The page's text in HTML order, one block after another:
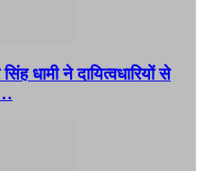
धामी ने दायित्वधारियों से